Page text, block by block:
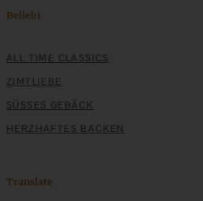
Beliebt
ALL TIME CLASSICS
ZIMTLIEBE
SÜSSES GEBÄCK
HERZHAFTES BACKEN
Translate